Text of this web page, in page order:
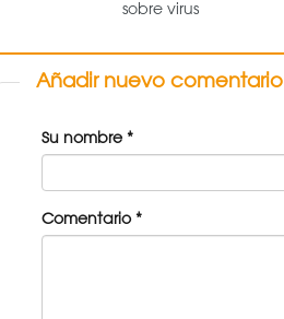
sobre virus
Añadir nuevo comentario
Su nombre *
Comentario*